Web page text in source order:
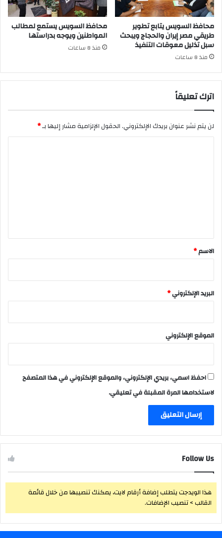
محافظ السويس يتابع تطوير
طريقي مصر إيران والحجاج ويبحث
سبل تذليل معوقات التنفيذ
منذ 8 ساعات
محافظ السويس يستمع لمطالب
المواطنين ويوجه بدراستها
منذ 8 ساعات
اترك تعليقاً
لن يتم نشر عنوان بريدك الإلكتروني.الحقول الإلزامية مشار إليها بـ*
*
الاسم*
البريد الإلكتروني*
الموقع الإلكتروني
احفظ اسمي، بريدي الإلكتروني، والموقع الإلكتروني في هذا المتصفح
لاستخدامها المرة المقبلة في تعليقي.
Follow Us
هذا الويدجت يتطلب إضافة أرقام لايت، يمكنك تنصيبها من خلال قائمة
القالب > تنصيب الإضافات.